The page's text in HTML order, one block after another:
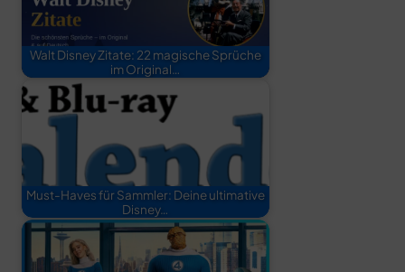
Walt Disney Zitate: 22 magische Sprüche
im Original…
Must-Haves für Sammler: Deine ultimative
Disney…